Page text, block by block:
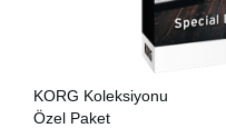
KORG Koleksiyonu
Özel Paket